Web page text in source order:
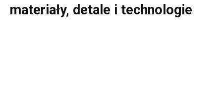
materiały, detale i technologie